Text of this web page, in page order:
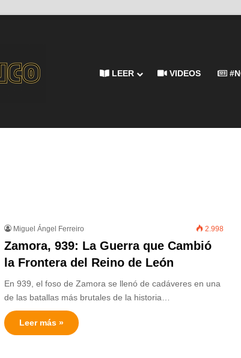
LEER VIDEOS
Miguel Ángel Ferreiro 2.998
Zamora, 939: La Guerra que Cambió
la Frontera del Reino de León
En 939, el foso de Zamora se llenó de cadáveres en una
de las batallas más brutales de la historia…
Leer más »